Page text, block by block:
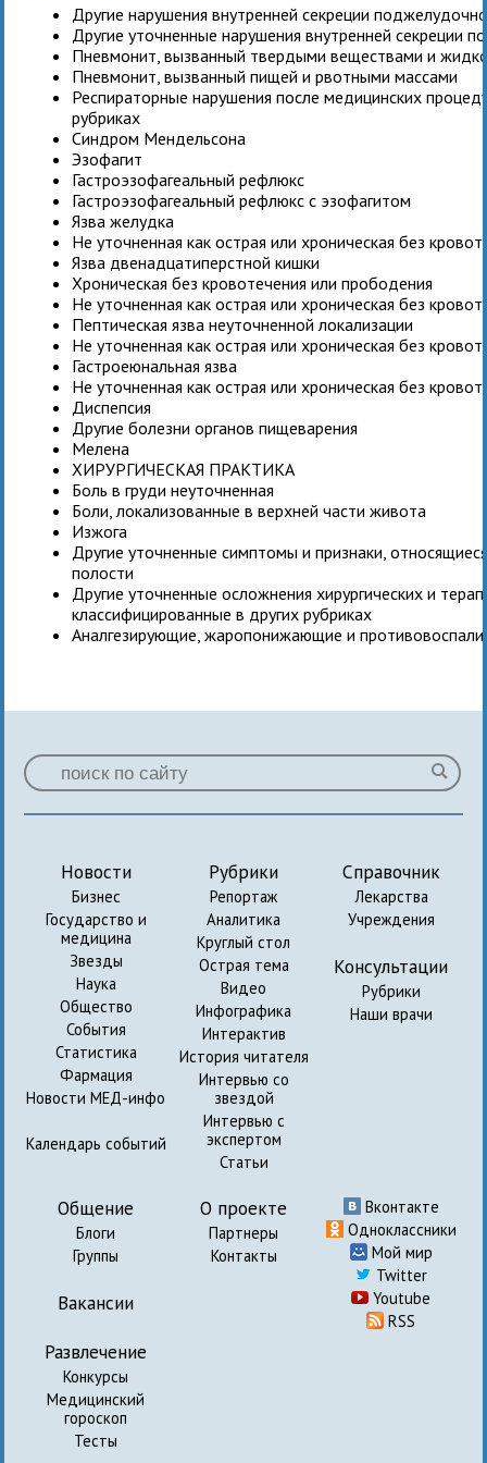
Другие нарушения внутренней секреции
Другие уточненные нарушения внутренней секреции
Пневмонит, вызванный твердыми веществами и
Пневмонит, вызванный пищей и рвотными массами
Респираторные нарушения после медицинских
рубриках
Синдром Мендельсона
Эзофагит
Гастроэзофагеальный рефлюкс
Гастроэзофагеальный рефлюкс с эзофагитом
Язва желудка
Не уточненная как острая или хроническая без
Язва двенадцатиперстной кишки
Хроническая без кровотечения или прободения
Не уточненная как острая или хроническая без
Пептическая язва неуточненной локализации
Не уточненная как острая или хроническая без
Гастроеюнальная язва
Не уточненная как острая или хроническая без
Диспепсия
Другие болезни органов пищеварения
Мелена
ХИРУРГИЧЕСКАЯ ПРАКТИКА
Боль в груди неуточненная
Боли, локализованные в верхней части живота
Изжога
Другие уточненные симптомы и признаки,
полости
Другие уточненные осложнения хирургических и
классифицированные в других рубриках
Аналгезирующие, жаропонижающие и
Новости
Бизнес
Государство и
медицина
Звезды
Наука
Общество
События
Статистика
Фармация
Новости МЕД-инфо
Календарь событий
Рубрики
Репортаж
Аналитика
Круглый стол
Острая тема
Видео
Инфографика
Интерактив
История читателя
Интервью со
звездой
Интервью с
экспертом
Статьи
Справочник
Лекарства
Учреждения
Консультации
Рубрики
Наши врачи
Общение
Блоги
Группы
Вакансии
Развлечение
Конкурсы
Медицинский
гороскоп
Тесты
О проекте
Партнеры
Контакты
Вконтакте
Одноклассники
Мой мир
Twitter
Youtube
RSS